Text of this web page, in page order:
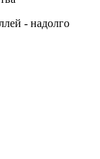
- надолго